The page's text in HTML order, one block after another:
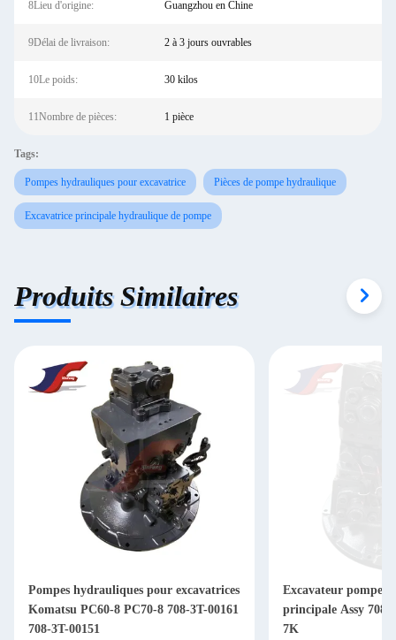
8Lieu d'origine: Guangzhou en Chine
9Délai de livraison: 2 à 3 jours ouvrables
10Le poids: 30 kilos
11Nombre de pièces: 1 pièce
Tags:
Pompes hydrauliques pour excavatrice Pièces de pompe hydraulique
Excavatrice principale hydraulique de pompe
Produits Similaires
Pompes hydrauliques pour excavatrices
Komatsu PC60-8 PC70-8 708-3T-00161
708-3T-00151
Excavateur pompe
principale Assy 708-
7K